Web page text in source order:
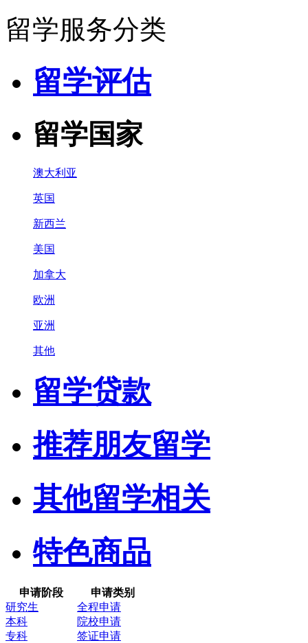
留学服务分类
留学评估
留学国家
澳大利亚
英国
新西兰
美国
加拿大
欧洲
亚洲
其他
留学贷款
推荐朋友留学
其他留学相关
特色商品
申请阶段
申请类别
研究生
全程申请
本科
院校申请
专科
签证申请